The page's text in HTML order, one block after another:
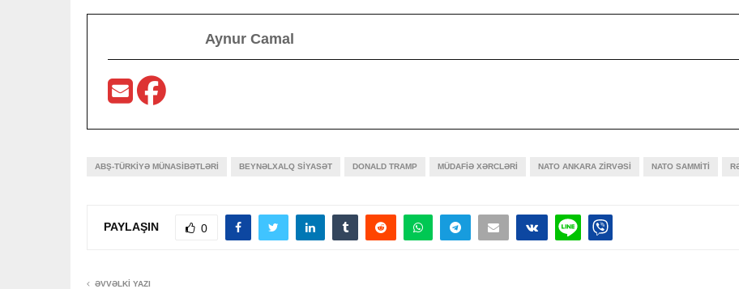
Aynur Camal
ABŞ-TÜRKIYƏ MÜNASIBƏTLƏRI BEYNƏLXALQ SIYASƏT DONALD TRAMP MÜDAFIƏ XƏRCLƏRI NATO ANKARA ZIRVƏSI NATO SAMMITI
PAYLAŞIN 0
ƏVVƏLKI YAZI